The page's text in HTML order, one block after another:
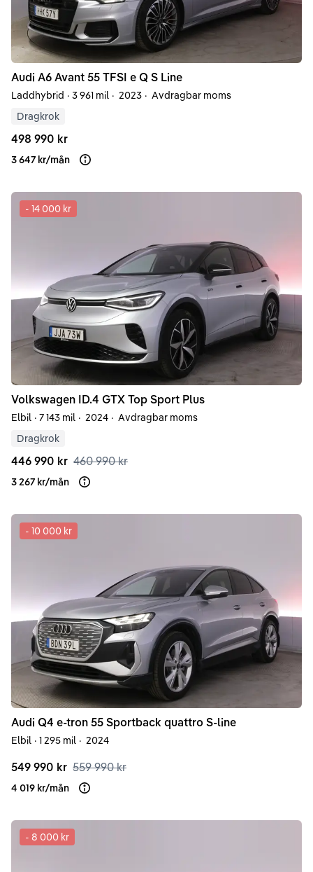
Audi A6 Avant 55 TFSI e Q S Line
Laddhybrid · 3 961 mil · 2023 · Avdragbar moms
Dragkrok
498 990 kr
3 647 kr/mån Läs mer om finansiering
- 14 000 kr
Volkswagen ID.4 GTX Top Sport Plus
Elbil · 7 143 mil · 2024 · Avdragbar moms
Dragkrok
446 990 kr 460 990 kr
3 267 kr/mån Läs mer om finansiering
- 10 000 kr
Audi Q4 e-tron 55 Sportback quattro S-line
Elbil · 1 295 mil · 2024
549 990 kr 559 990 kr
4 019 kr/mån Läs mer om finansiering
- 8 000 kr